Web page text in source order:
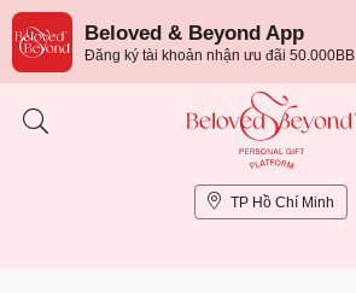
Beloved & Beyond App
Đăng ký tài khoản nhận ưu đãi 50.000BB
TP Hồ Chí Minh